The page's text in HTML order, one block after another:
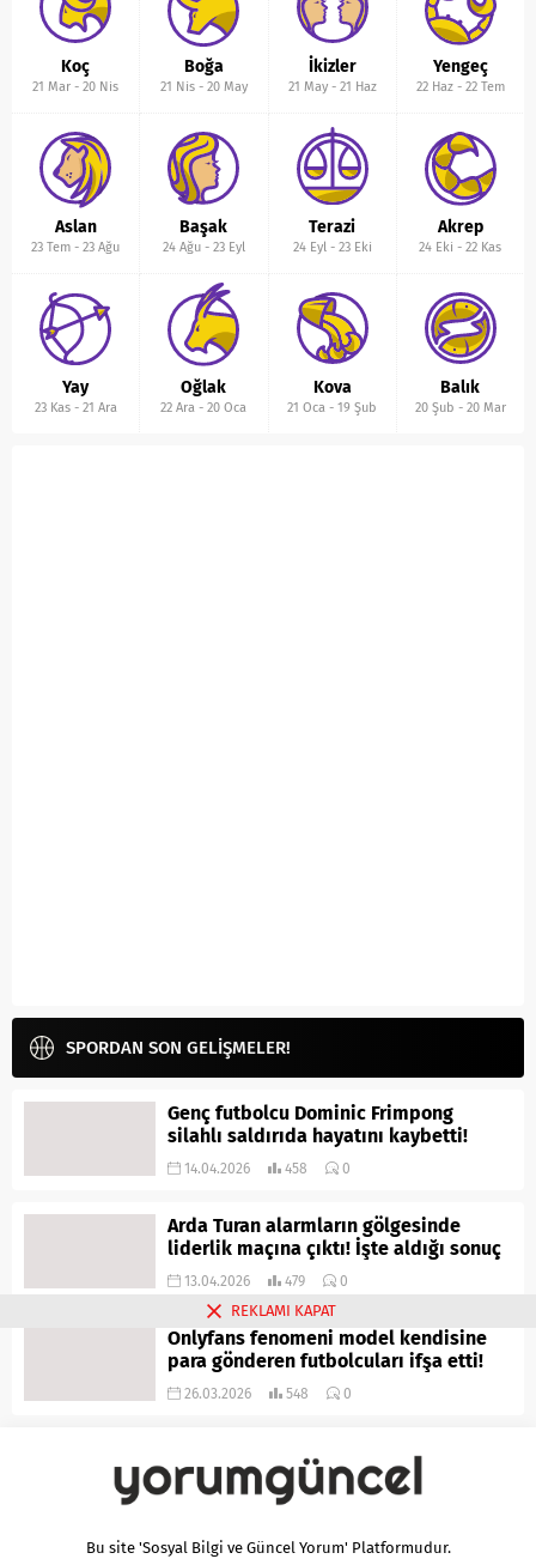
Koç
21 Mar -20 Nis
Boğa
21 Nis- 20 May
İkizler
21 May- 21 Haz
Yengeç
22 Haz- 22 Tem
Aslan
23 Tem -23 Ağu
Başak
24 Ağu- 23 Eyl
Terazi
24 Eyl- 23 Eki
Akrep
24 Eki -22 Kas
Yay
23 Kas- 21 Ara
Oğlak
22 Ara -20 Oca
Kova
21 Oca -19 Şub
Balık
20 Şub - 20 Mar
SPORDAN SON GELİŞMELER!
Genç futbolcu Dominic Frimpong
silahlı saldırıda hayatını kaybetti!
14.04.2026 458 0
Arda Turan alarmların gölgesinde
liderlik maçına çıktı! İşte aldığı sonuç
13.04.2026 479 0
Onlyfans fenomeni model kendisine
para gönderen futbolcuları ifşa etti!
26.03.2026 548 0
Bu site 'Sosyal Bilgi ve Güncel Yorum' Platformudur.
REKLAMI KAPAT